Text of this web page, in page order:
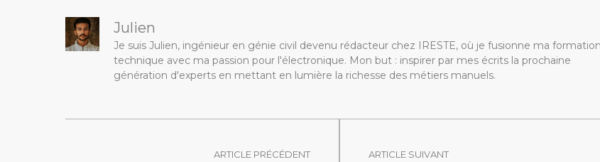
Julien
Je suis Julien, ingénieur en génie civil devenu rédacteur chez IRESTE, où je fusionne ma formation
technique avec ma passion pour l'électronique. Mon but : inspirer par mes écrits la prochaine
génération d'experts en mettant en lumière la richesse des métiers manuels.
ARTICLE PRÉCÉDENT ARTICLE SUIVANT